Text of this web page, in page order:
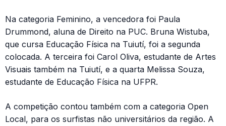
Na categoria Feminino, a vencedora foi Paula
Drummond, aluna de Direito na PUC. Bruna Wistuba,
que cursa Educação Física na Tuiutí, foi a segunda
colocada. A terceira foi Carol Oliva, estudante de Artes
Visuais também na Tuiutí, e a quarta Melissa Souza,
estudante de Educação Física na UFPR.
A competição contou também com a categoria Open
Local, para os surfistas não universitários da região. A